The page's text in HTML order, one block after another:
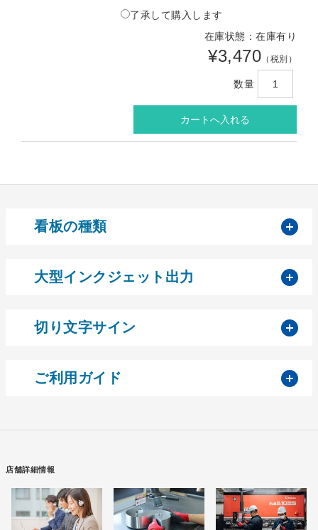
了承して購入します
在庫状態：在庫有り
¥3,470 （税別）
数量
看板の種類
大型インクジェット出力
切り文字サイン
ご利用ガイド
店舗詳細情報